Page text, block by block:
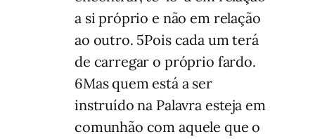
a si próprio e não em relação
ao outro. 5Pois cada um terá
de carregar o próprio fardo.
6Mas quem está a ser
instruído na Palavra esteja em
comunhão com aquele que o